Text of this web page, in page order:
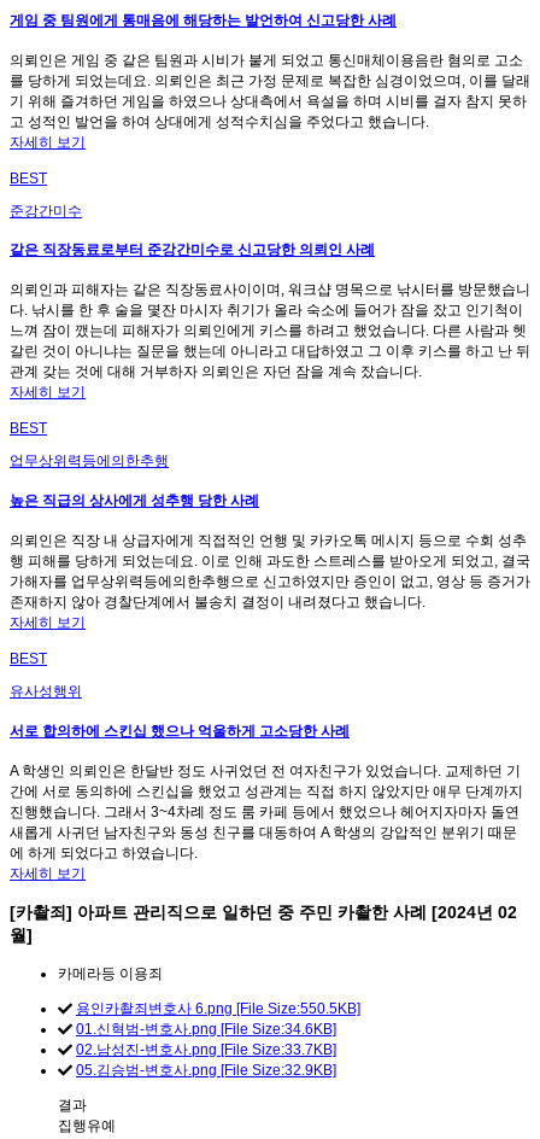
게임 중 팀원에게 통매음에 해당하는 발언하여 신고당한 사례
의뢰인은 게임 중 같은 팀원과 시비가 붙게 되었고 통신매체이용음란 혐의로 고소
를 당하게 되었는데요. 의뢰인은 최근 가정 문제로 복잡한 심경이었으며, 이를 달래
기 위해 즐겨하던 게임을 하였으나 상대측에서 욕설을 하며 시비를 걸자 참지 못하
고 성적인 발언을 하여 상대에게 성적수치심을 주었다고 했습니다.
자세히 보기
BEST
준강간미수
같은 직장동료로부터 준강간미수로 신고당한 의뢰인 사례
의뢰인과 피해자는 같은 직장동료사이이며, 워크샵 명목으로 낚시터를 방문했습니
다. 낚시를 한 후 술을 몇잔 마시자 취기가 올라 숙소에 들어가 잠을 잤고 인기척이
느껴 잠이 깼는데 피해자가 의뢰인에게 키스를 하려고 했었습니다. 다른 사람과 헷
갈린 것이 아니냐는 질문을 했는데 아니라고 대답하였고 그 이후 키스를 하고 난 뒤
관계 갖는 것에 대해 거부하자 의뢰인은 자던 잠을 계속 잤습니다.
자세히 보기
BEST
업무상위력등에의한추행
높은 직급의 상사에게 성추행 당한 사례
의뢰인은 직장 내 상급자에게 직접적인 언행 및 카카오톡 메시지 등으로 수회 성추
행 피해를 당하게 되었는데요. 이로 인해 과도한 스트레스를 받아오게 되었고, 결국
가해자를 업무상위력등에의한추행으로 신고하였지만 증인이 없고, 영상 등 증거가
존재하지 않아 경찰단계에서 불송치 결정이 내려졌다고 했습니다.
자세히 보기
BEST
유사성행위
서로 합의하에 스킨십 했으나 억울하게 고소당한 사례
A 학생인 의뢰인은 한달반 정도 사귀었던 전 여자친구가 있었습니다. 교제하던 기
간에 서로 동의하에 스킨십을 했었고 성관계는 직접 하지 않았지만 애무 단계까지
진행했습니다. 그래서 3~4차례 정도 룸 카페 등에서 했었으나 헤어지자마자 돌연
새롭게 사귀던 남자친구와 동성 친구를 대동하여 A 학생의 강압적인 분위기 때문
에 하게 되었다고 하였습니다.
자세히 보기
[카촬죄] 아파트 관리직으로 일하던 중 주민 카촬한 사례 [2024년 02
월]
카메라등 이용죄
용인카촬죄변호사 6.png [File Size:550.5KB]
01.신혁범-변호사.png [File Size:34.6KB]
02.남성진-변호사.png [File Size:33.7KB]
05.김승범-변호사.png [File Size:32.9KB]
결과
집행유예